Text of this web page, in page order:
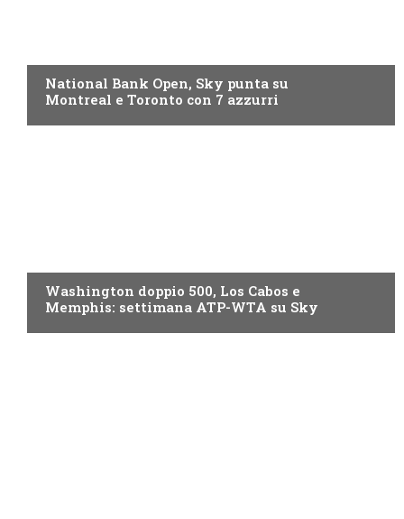
National Bank Open, Sky punta su
Montreal e Toronto con 7 azzurri
Washington doppio 500, Los Cabos e
Memphis: settimana ATP-WTA su Sky